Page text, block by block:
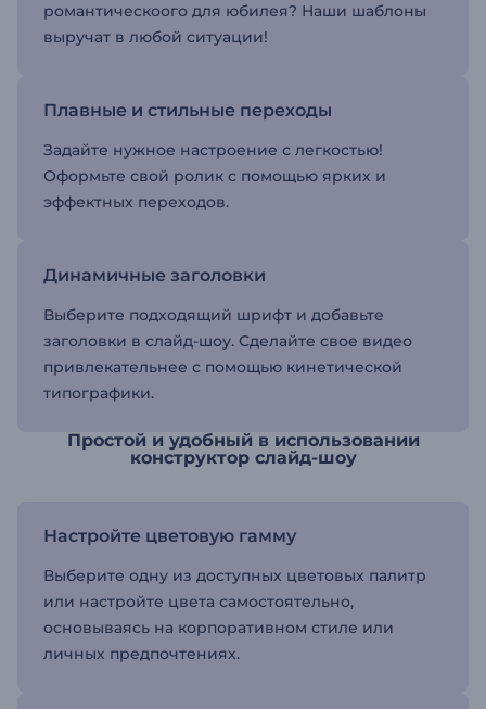
романтическоого для юбилея? Наши шаблоны
выручат в любой ситуации!
Плавные и стильные переходы
Задайте нужное настроение с легкостью!
Оформьте свой ролик с помощью ярких и
эффектных переходов.
Динамичные заголовки
Выберите подходящий шрифт и добавьте
заголовки в слайд-шоу. Сделайте свое видео
привлекательнее с помощью кинетической
типографики.
Простой и удобный в использовании
конструктор слайд-шоу
Настройте цветовую гамму
Выберите одну из доступных цветовых палитр
или настройте цвета самостоятельно,
основываясь на корпоративном стиле или
личных предпочтениях.